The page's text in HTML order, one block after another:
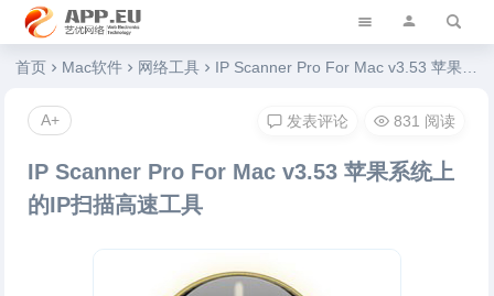
艺优软件乐园
首页 Mac软件 网络工具 IP Scanner Pro For Mac v3.53 苹果系统上的IP扫描高速工具
IP Scanner Pro For Mac v3.53 苹果系统上
的IP扫描高速工具
发表评论 831 阅读
A+